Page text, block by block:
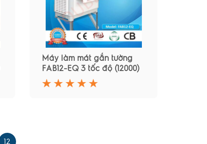
Máy làm mát gắn tường
FAB12-EQ 3 tốc độ (12000)
12